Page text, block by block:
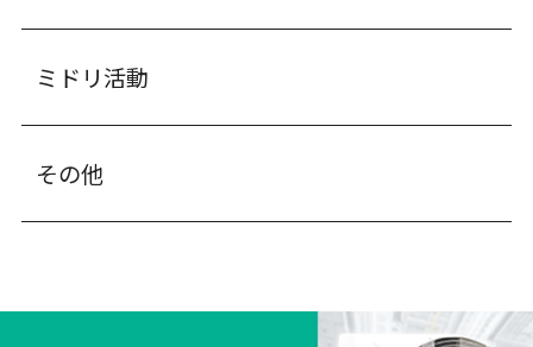
ミドリ活動
その他